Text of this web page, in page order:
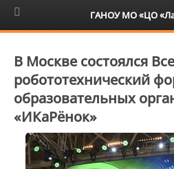
6+
В Москве состоялся
робототехнический
образовательных
«ИКаРёнок»
ГАНОУ МО «ЦО